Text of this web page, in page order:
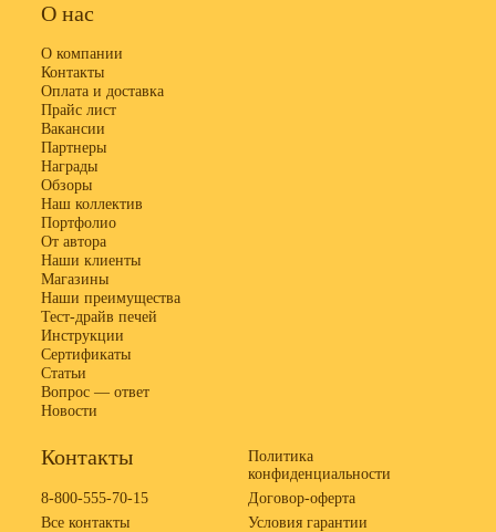
О нас
О компании
Контакты
Оплата и доставка
Прайс лист
Вакансии
Партнеры
Награды
Обзоры
Наш коллектив
Портфолио
От автора
Наши клиенты
Магазины
Наши преимущества
Тест-драйв печей
Инструкции
Сертификаты
Статьи
Вопрос — ответ
Новости
Контакты
8-800-555-70-15
Все контакты
Политика
конфиденциальности
Договор-оферта
Условия гарантии